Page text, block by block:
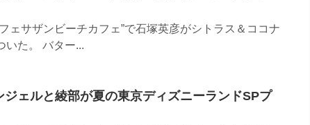
ェサザンビーチカフェ”で石塚英彦がシトラス＆ココナ
いた。 バター...
ェルと綾部が夏の東京ディズニーランドSPプ